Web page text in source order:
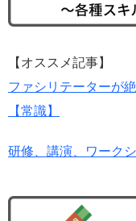
【オススメ記事】
ファシリテーターが
【常識】
研修、講演、ワーク